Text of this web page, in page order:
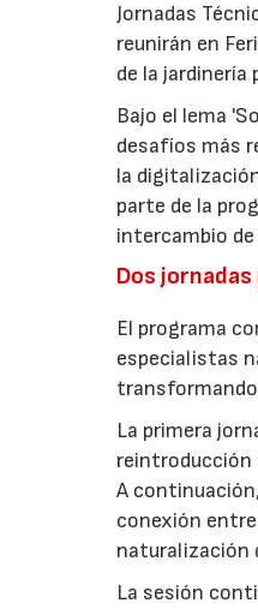
Jornadas
reunirán en
de la jardinería
Bajo el lema
desafíos más
la
parte de la
intercambio
Dos
El programa
especialistas
transformando
La primera
reintroducción
A
conexión
naturalización
La sesión